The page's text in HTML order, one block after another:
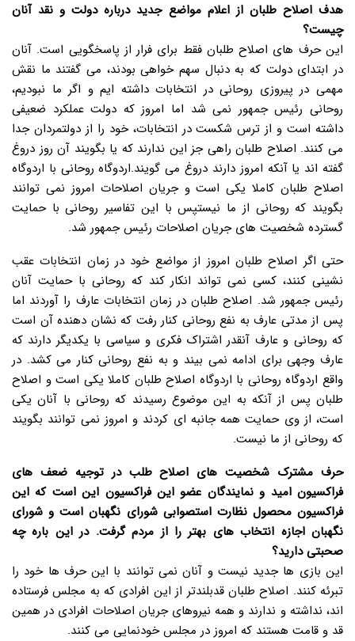
هدف اصلاح طلبان از اعلام مواضع جدید درباره دولت و نقد آنان
چیست؟
این حرف های اصلاح طلبان فقط برای فرار از پاسخگویی است. آنان
در ابتدای دولت که به دنبال سهم خواهی بودند، می گفتند ما نقش
مهمی در پیروزی روحانی در انتخابات داشته ایم و اگر ما نبودیم،
روحانی رئیس جمهور نمی شد اما امروز که دولت عملکرد ضعیفی
داشته است و از ترس شکست در انتخابات، خود را از دولتمردان جدا
می کنند. اصلاح طلبان راهی جز این ندارند که یا بگویند آن روز دروغ
گفته اند یا آنکه امروز دارند دروغ می گویند.اردوگاه روحانی با اردوگاه
اصلاح طلبان کاملا یکی است و جریان اصلاحات امروز نمی توانند
بگویند که روحانی از ما نیستپس با این تفاسیر روحانی با حمایت
گسترده شخصیت های جریان اصلاحات رئیس جمهور شد.
حتی اگر اصلاح طلبان امروز از مواضع خود در زمان انتخابات عقب
نشینی کنند، کسی نمی تواند انکار کند که روحانی با حمایت آنان
رئیس جمهور شد. اصلاح طلبان در زمان انتخابات عارف را آوردند اما
پس از مدتی عارف به نفع روحانی کنار رفت که نشان دهنده آن است
که روحانی و عارف آنقدر اشتراک فکری و سیاسی با یکدیگر دارند که
عارف وجهی برای ادامه نمی بیند و به نفع روحانی کنار می کشد. در
واقع اردوگاه روحانی با اردوگاه اصلاح طلبان کاملا یکی است و اصلاح
طلبان پس از آنکه به این موضوع رسیدند که روحانی با آنان یکی
است، از وی حمایت همه جانبه ای کردند و امروز نمی توانند بگویند
که روحانی از ما نیست.
حرف مشترک شخصیت های اصلاح طلب در توجیه ضعف های
فراکسیون امید و نمایندگان عضو این فراکسیون این است که این
فراکسیون محصول نظارت استصوابی شورای نگهبان است و شورای
نگهبان اجازه انتخاب های بهتر را از مردم گرفت. در این باره چه
صحبتی دارید؟
این بازی ها جدید نیست و آنان نمی توانند با این حرف ها خود را
تبرئه کنند. اصلاح طلبان قدبلندتر از این افرادی که به مجلس فرستاده
اند، نداشته و ندارند و همه نیروهای جریان اصلاحات افرادی در همین
قد و قامت هستند که امروز در مجلس خودنمایی می کنند.